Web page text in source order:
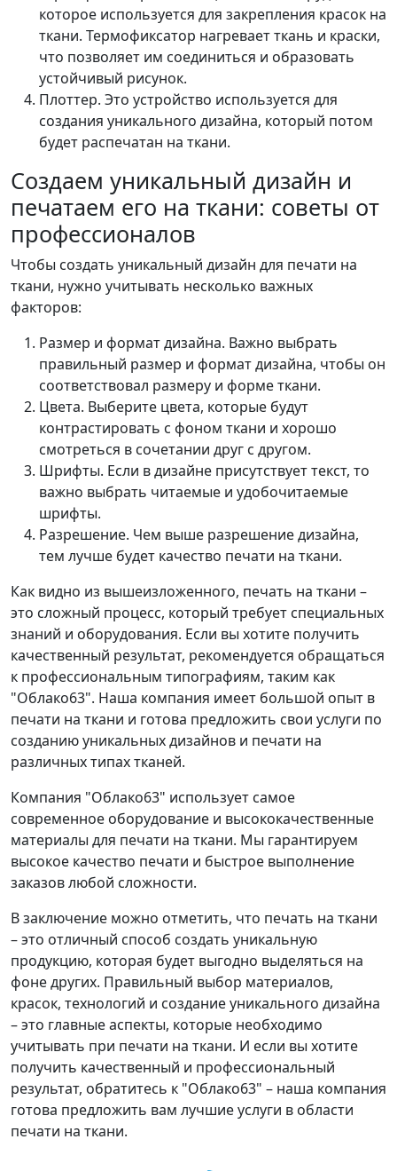
которое используется для закрепления красок на
ткани. Термофиксатор нагревает ткань и краски,
что позволяет им соединиться и образовать
устойчивый рисунок.
Плоттер. Это устройство используется для
создания уникального дизайна, который потом
будет распечатан на ткани.
Создаем уникальный дизайн и
печатаем его на ткани: советы от
профессионалов
Чтобы создать уникальный дизайн для печати на
ткани, нужно учитывать несколько важных
факторов:
Размер и формат дизайна. Важно выбрать
правильный размер и формат дизайна, чтобы он
соответствовал размеру и форме ткани.
Цвета. Выберите цвета, которые будут
контрастировать с фоном ткани и хорошо
смотреться в сочетании друг с другом.
Шрифты. Если в дизайне присутствует текст, то
важно выбрать читаемые и удобочитаемые
шрифты.
Разрешение. Чем выше разрешение дизайна,
тем лучше будет качество печати на ткани.
Как видно из вышеизложенного, печать на ткани –
это сложный процесс, который требует специальных
знаний и оборудования. Если вы хотите получить
качественный результат, рекомендуется обращаться
к профессиональным типографиям, таким как
"Облако63". Наша компания имеет большой опыт в
печати на ткани и готова предложить свои услуги по
созданию уникальных дизайнов и печати на
различных типах тканей.
Компания "Облако63" использует самое
современное оборудование и высококачественные
материалы для печати на ткани. Мы гарантируем
высокое качество печати и быстрое выполнение
заказов любой сложности.
В заключение можно отметить, что печать на ткани
– это отличный способ создать уникальную
продукцию, которая будет выгодно выделяться на
фоне других. Правильный выбор материалов,
красок, технологий и создание уникального дизайна
– это главные аспекты, которые необходимо
учитывать при печати на ткани. И если вы хотите
получить качественный и профессиональный
результат, обратитесь к "Облако63" – наша компания
готова предложить вам лучшие услуги в области
печати на ткани.